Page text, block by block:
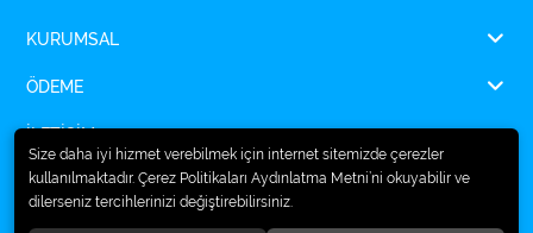
KURUMSAL
ÖDEME
İLETİŞİM
© 2026Ampulsan®. Tüm hakları saklıdır.
Size daha iyi hizmet verebilmek için internet sitemizde çerezler
kullanılmaktadır. Çerez Politikaları Aydınlatma Metni’ni okuyabilir ve
dilerseniz tercihlerinizi değiştirebilirsiniz.